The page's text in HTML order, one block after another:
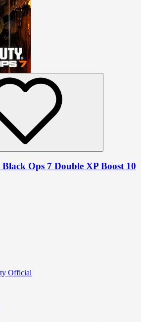
Ops 7 Double XP Boost 10
Official